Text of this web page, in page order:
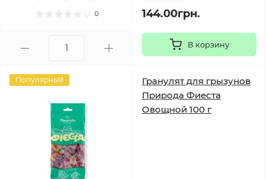
0 144.00грн.
В корзину
Популярный
Гранулят для грызунов
Природа Фиеста
Овощной 100 г